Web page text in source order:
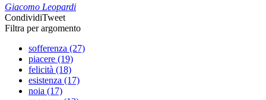
Giacomo Leopardi
CondividiTweet
Filtra per argomento
sofferenza (27)
piacere (19)
felicità (18)
esistenza (17)
noia (17)